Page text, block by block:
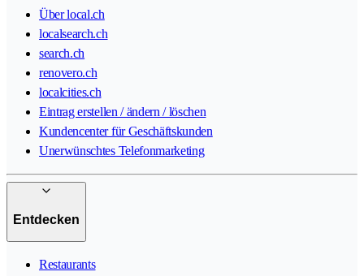
Über local.ch
localsearch.ch
search.ch
renovero.ch
localcities.ch
Eintrag erstellen / ändern / löschen
Kundencenter für Geschäftskunden
Unerwünschtes Telefonmarketing
Entdecken
Restaurants